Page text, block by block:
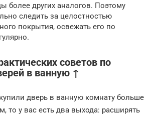
более других аналогов. Поэтому
следить за целостностью
покрытия, освежать его по
советов по
в ванную ↑
дверь в ванную комнату больше
то у вас есть два выхода: расширять